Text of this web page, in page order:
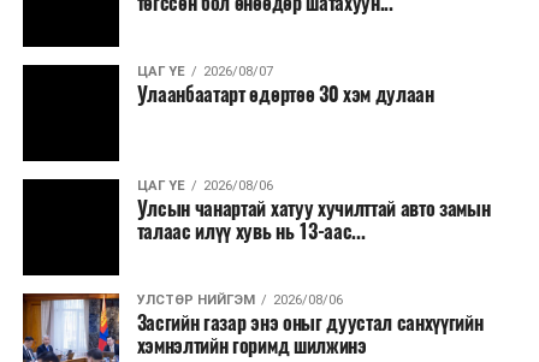
салбар бүрдээ урсгал зардлыг 20 хувиар бууруулах,
нөхөн томилгоо хийхгүй байх, аялал, амралт, зугаалга,
хамт олны урлаг, спортын арга хэмжээг зохион
байгуулахгүй байх, төрийн албанд шинэ орон тоо бий
сургалтыг цахим хэлбэрт шилжүүлэх, төрийн албан
хаагчдыг зарим өдрүүдэд цахимаар ажиллуулах арга
хэмжээг үргэлжлүүлэхийг үүрэг болголоо.
Төсвийн сахилга бат сайжирч, эдийн засгийн нөхцөл
байдал хэвийн болсон тохиолдолд эдгээр
хязгаарлалтыг үе шаттайгаар сулруулах юм.
ЦАГ ҮЕ 2026/08/07
Улаанбаатарт өдөртөө 30 хэм дулаан
ЦАГ ҮЕ 2026/08/06
Улсын чанартай хатуу хучилттай авто замын
талаас илүү хувь нь 13-аас...
УЛСТӨР НИЙГЭМ 2026/08/06
Засгийн газар энэ оныг дуустал санхүүгийн
хэмнэлтийн горимд шилжинэ